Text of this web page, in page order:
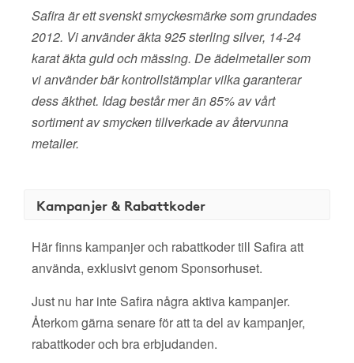
Safira är ett svenskt smyckesmärke som grundades
2012. Vi använder äkta 925 sterling silver, 14-24
karat äkta guld och mässing. De ädelmetaller som
vi använder bär kontrollstämplar vilka garanterar
dess äkthet. Idag består mer än 85% av vårt
sortiment av smycken tillverkade av återvunna
metaller.
Kampanjer & Rabattkoder
Här finns kampanjer och rabattkoder till Safira att
använda, exklusivt genom Sponsorhuset.
Just nu har inte Safira några aktiva kampanjer.
Återkom gärna senare för att ta del av kampanjer,
rabattkoder och bra erbjudanden.